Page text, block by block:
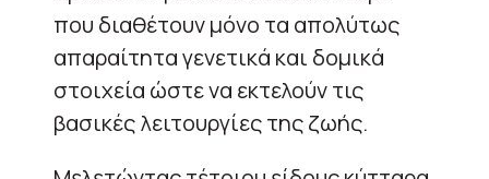
που διαθέτουν μόνο τα απολύτως
απαραίτητα γενετικά και δομικά
στοιχεία ώστε να εκτελούν τις
βασικές λειτουργίες της ζωής.